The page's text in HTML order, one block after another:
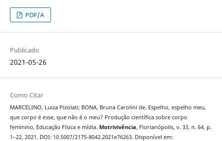
PDF/A
Publicado
2021-05-26
Como Citar
MARCELINO, Luiza Pizolati; BONA, Bruna Carolini de. Espelho, espelho meu,
que corpo é esse, que não é o meu? Produção científica sobre corpo
feminino, Educação Física e mídia. Motrivivência, Florianópolis, v. 33, n. 64, p.
1–22, 2021. DOI: 10.5007/2175-8042.2021e76263. Disponível em: